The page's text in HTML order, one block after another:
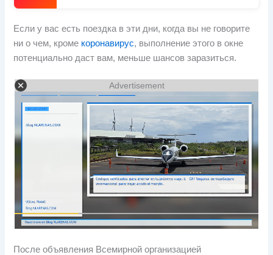
Если у вас есть поездка в эти дни, когда вы не говорите
ни о чем, кроме коронавирус, выполнение этого в окне
потенциально даст вам, меньше шансов заразиться.
Advertisement
После объявления Всемирной организацией